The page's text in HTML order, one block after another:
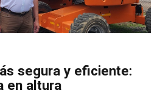
segura y eficiente:
en altura